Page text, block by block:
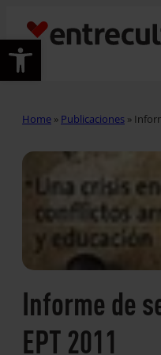
Abrir barra de
Home » Publicaciones »
Informe de
EPT 2011